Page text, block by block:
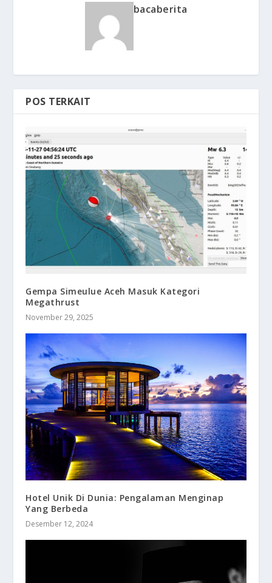
bacaberita
POS TERKAIT
Gempa Simeulue Aceh Masuk Kategori
Megathrust
November 29, 2025
Hotel Unik Di Dunia: Pengalaman Menginap
Yang Berbeda
Desember 12, 2024